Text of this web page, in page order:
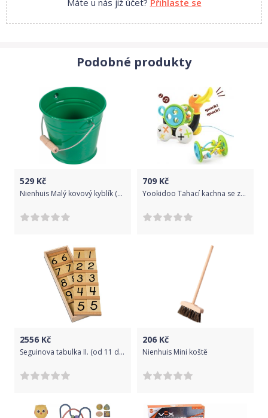
Technické parametry:
Podobné produkty
529 Kč
Nienhuis Malý kovový kyblík (zelený)
709 Kč
Yookidoo Tahací kachna se zvuky
2556 Kč
Seguinova tabulka II. (od 11 do 99) – tiskací písmo, USA styl
206 Kč
Nienhuis Mini koště